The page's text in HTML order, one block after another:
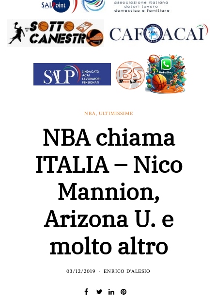
NBA, ULTIMISSIME
NBA chiama
ITALIA – Nico
Mannion,
Arizona U. e
molto altro
03/12/2019 ENRICO D'ALESIO